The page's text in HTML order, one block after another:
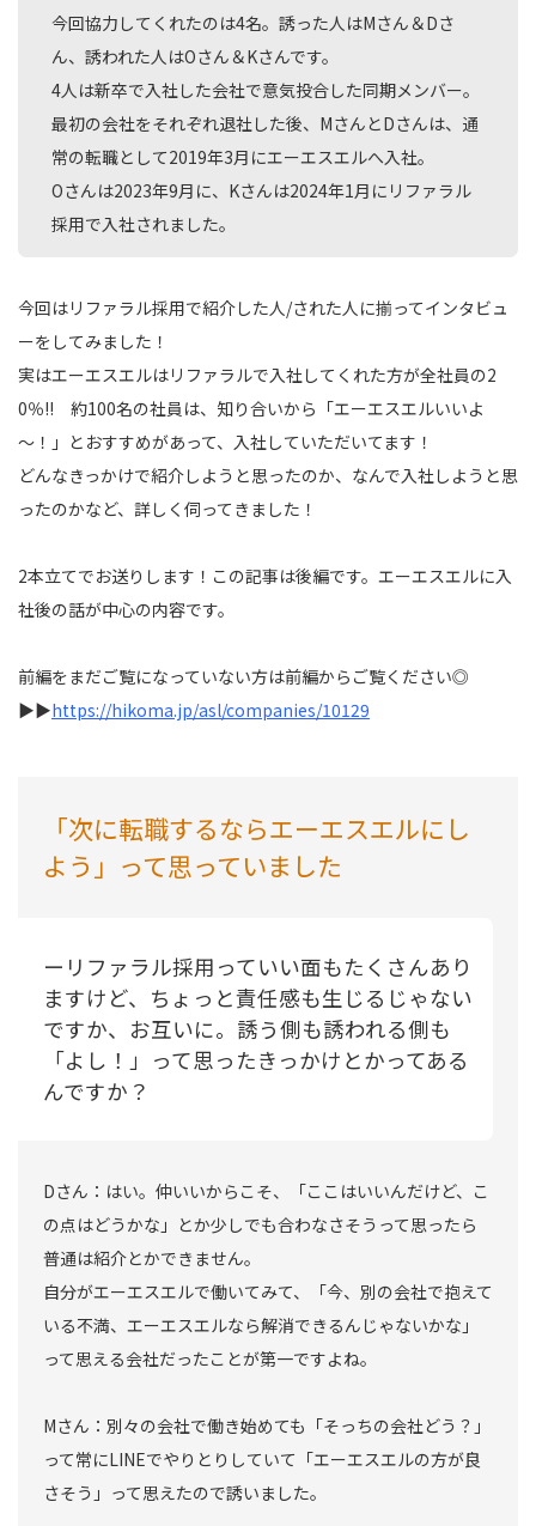
今回協力してくれたのは4名。誘った人はMさん＆Dさ
ん、誘われた人はOさん＆Kさんです。
4人は新卒で入社した会社で意気投合した同期メンバー。
最初の会社をそれぞれ退社した後、MさんとDさんは、通
常の転職として2019年3月にエーエスエルへ入社。
Oさんは2023年9月に、Kさんは2024年1月にリファラル
採用で入社されました。
今回はリファラル採用で紹介した人/された人に揃ってインタビュ
ーをしてみました！
実はエーエスエルはリファラルで入社してくれた方が全社員の2
0％!! 約100名の社員は、知り合いから「エーエスエルいいよ
～！」とおすすめがあって、入社していただいてます！
どんなきっかけで紹介しようと思ったのか、なんで入社しようと思
ったのかなど、詳しく伺ってきました！
2本立てでお送りします！この記事は後編です。エーエスエルに入
社後の話が中心の内容です。
前編をまだご覧になっていない方は前編からご覧ください◎
▶▶https://hikoma.jp/asl/companies/10129
「次に転職するならエーエスエルにし
よう」って思っていました
ーリファラル採用っていい面もたくさんあり
ますけど、ちょっと責任感も生じるじゃない
ですか、お互いに。誘う側も誘われる側も
「よし！」って思ったきっかけとかってある
んですか？
Dさん：はい。仲いいからこそ、「ここはいいんだけど、こ
の点はどうかな」とか少しでも合わなさそうって思ったら
普通は紹介とかできません。
自分がエーエスエルで働いてみて、「今、別の会社で抱えて
いる不満、エーエスエルなら解消できるんじゃないかな」
って思える会社だったことが第一ですよね。
Mさん：別々の会社で働き始めても「そっちの会社どう？」
って常にLINEでやりとりしていて「エーエスエルの方が良
さそう」って思えたので誘いました。